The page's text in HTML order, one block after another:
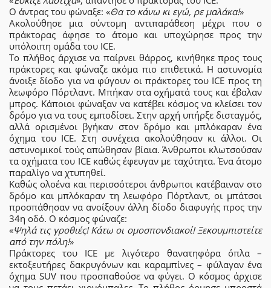
Ο άντρας του φώναξε: «Θα το κάνω κι εγώ, ρε μαλάκα!»
Ακολούθησε μια σύντομη αντιπαράθεση μέχρι που ο
πράκτορας άφησε το άτομο και υποχώρησε προς την
υπόλοιπη ομάδα του ICE.
Το πλήθος άρχισε να παίρνει θάρρος, κινήθηκε προς τους
πράκτορες και φώναζε ακόμα πιο επιθετικά. Η αστυνομία
άνοιξε δίοδο για να φύγουν οι πράκτορες του ICE προς τη
λεωφόρο Πόρτλαντ. Μπήκαν στα οχήματά τους και έβαλαν
μπρος. Κάποιοι φώναξαν να κατέβει κόσμος να κλείσει τον
δρόμο για να τους εμποδίσει. Στην αρχή υπήρξε δισταγμός,
αλλά ορισμένοι βγήκαν στον δρόμο και μπλόκαραν ένα
όχημα του ICE. Στη συνέχεια ακολούθησαν κι άλλοι. Οι
αστυνομικοί τούς απώθησαν βίαια. Άνθρωποι κλωτσούσαν
τα οχήματα του ICE καθώς έφευγαν με ταχύτητα. Ένα άτομο
παραλίγο να χτυπηθεί.
Καθώς ολοένα και περισσότεροι άνθρωποι κατέβαιναν στο
δρόμο και μπλόκαραν τη λεωφόρο Πόρτλαντ, οι μπάτσοι
προσπάθησαν να ανοίξουν άλλη δίοδο διαφυγής προς την
34η οδό. Ο κόσμος φώναζε:
«Ψηλά τις γροθιές! Κάτω οι ομοσπονδιακοί! Ξεκουμπιστείτε
από την πόλη!»
Πράκτορες του ICE με λιγότερο θανατηφόρα όπλα –
εκτοξευτήρες δακρυγόνων και καραμπίνες – φύλαγαν ένα
όχημα SUV που προσπαθούσε να φύγει. Ο κόσμος άρχισε